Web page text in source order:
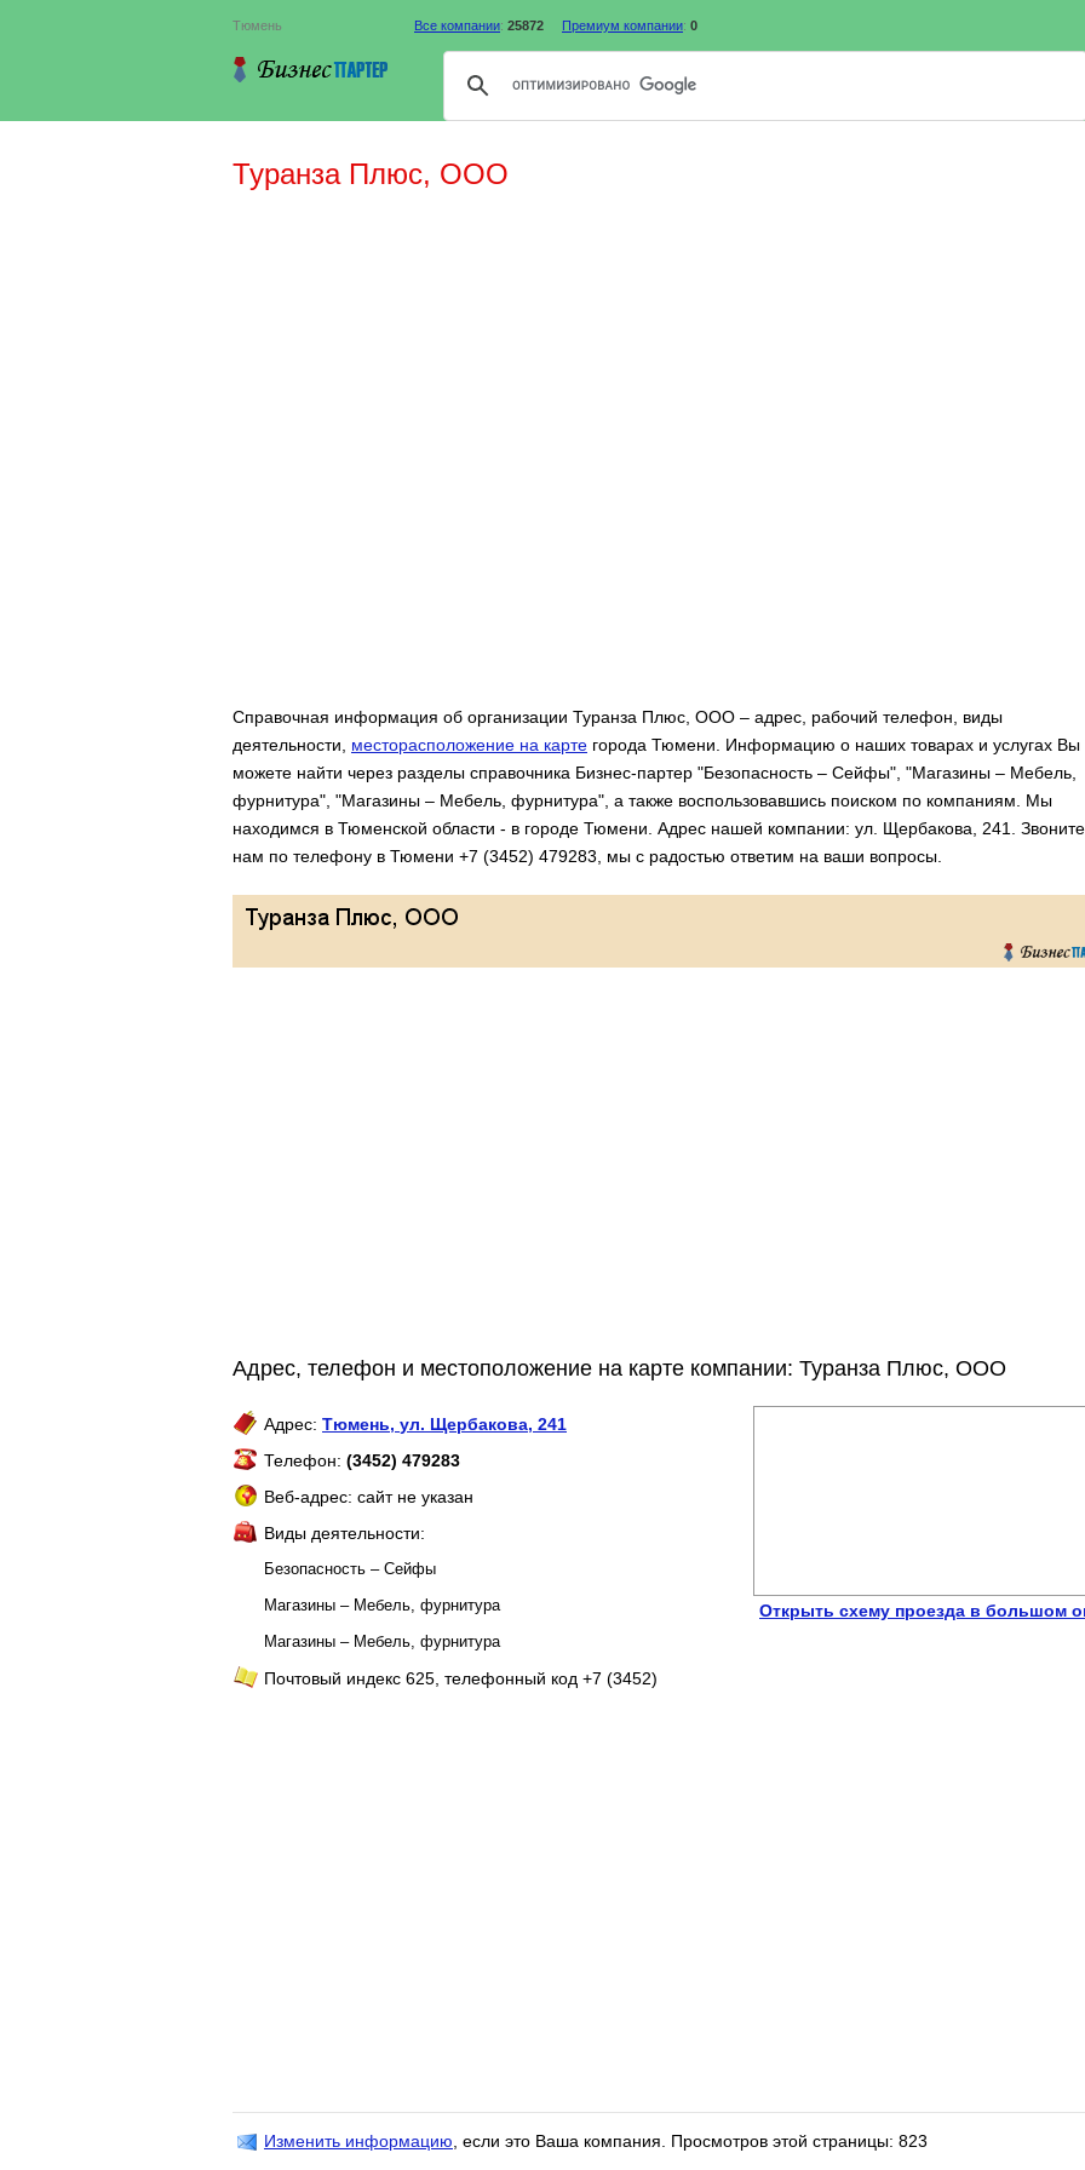
Тюмень Все компании: 25872 Премиум компании: 0
Туранза Плюс, ООО
Справочная информация об организации Туранза Плюс, ООО – адрес, рабочий телефон, виды
деятельности, месторасположение на карте города Тюмени. Информацию о наших товарах и услугах Вы
можете найти через разделы справочника Бизнес-партер "Безопасность – Сейфы", "Магазины – Мебель,
фурнитура", "Магазины – Мебель, фурнитура", а также воспользовавшись поиском по компаниям. Мы
находимся в Тюменской области - в городе Тюмени. Адрес нашей компании: ул. Щербакова, 241. Звоните
нам по телефону в Тюмени +7 (3452) 479283, мы с радостью ответим на ваши вопросы.
Адрес, телефон и местоположение на карте компании: Туранза Плюс, ООО
Адрес: Тюмень, ул. Щербакова, 241
Телефон: (3452) 479283
Веб-адрес: сайт не указан
Виды деятельности:
Безопасность – Сейфы
Магазины – Мебель, фурнитура
Магазины – Мебель, фурнитура
Почтовый индекс 625, телефонный код +7 (3452)
Открыть схему проезда в большом
Изменить информацию , если это Ваша компания. Просмотров этой страницы: 823